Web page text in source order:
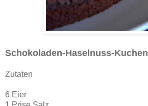
Schokoladen-Haselnuss-Kuchen
Zutaten
6 Eier